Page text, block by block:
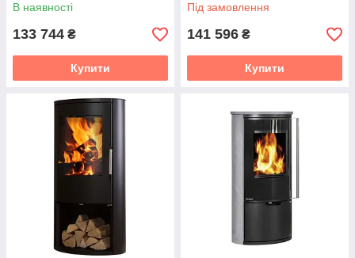
В наявності
133 744 ₴
Купити
Під замовлення
141 596 ₴
Купити